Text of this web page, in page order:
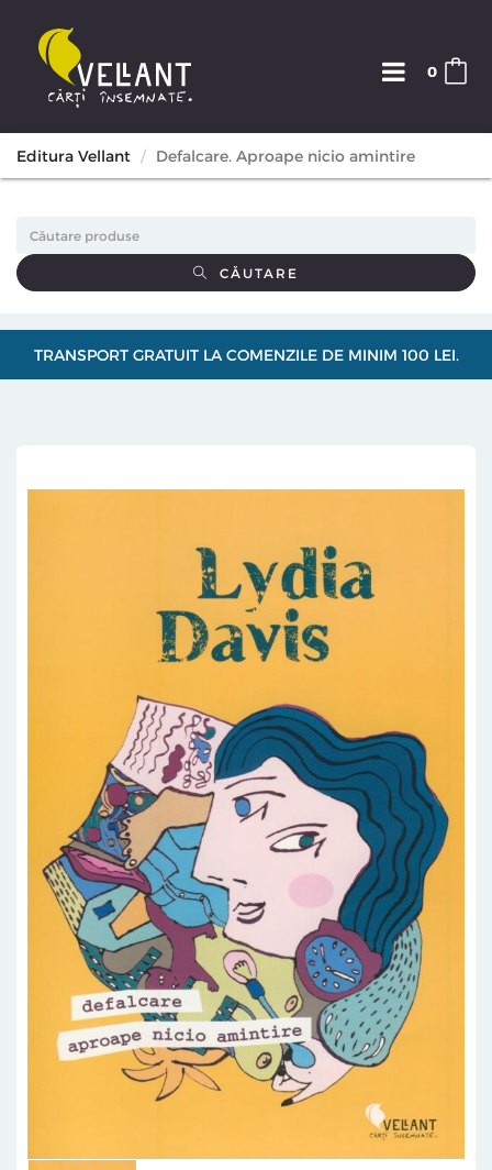
0
Editura Vellant Defalcare. Aproape nicio amintire
CĂUTARE
TRANSPORT GRATUIT LA COMENZILE DE MINIM 100 LEI.